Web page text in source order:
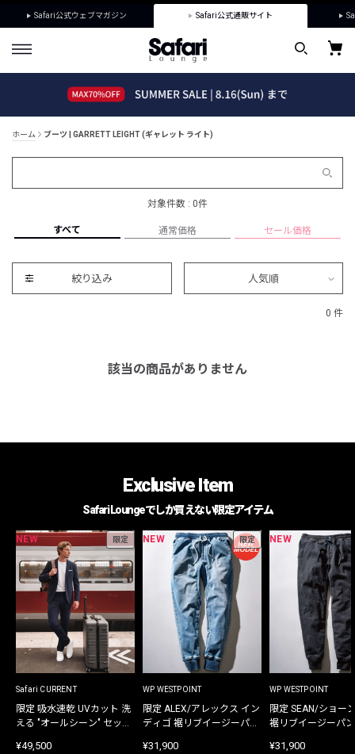
Safari公式ウェブマガジン Safari公式通販サイト
ホーム ブーツ | GARRETT LEIGHT (ギャレット ライト)
対象件数 : 0件
すべて 通常価格 セール価格
絞り込み 人気順
0 件
該当の商品がありません
Exclusive Item
Safari Loungeでしか買えない限定アイテム
NEW 限定
Safari CURRENT
限定 吸水速乾 UVカット 洗
える "オールシーン" セット
¥49,500
NEW 限定
WP WESTPOINT
限定 ALEX/アレックス イン
ディゴ 裾リブイージーパン
¥31,900
NEW
WP WESTPOINT
限定 SEAN/ショー
裾リブイージーパ
¥31,900